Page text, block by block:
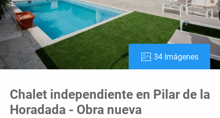
34 Imágenes
Chalet independiente en Pilar de la
Horadada - Obra nueva